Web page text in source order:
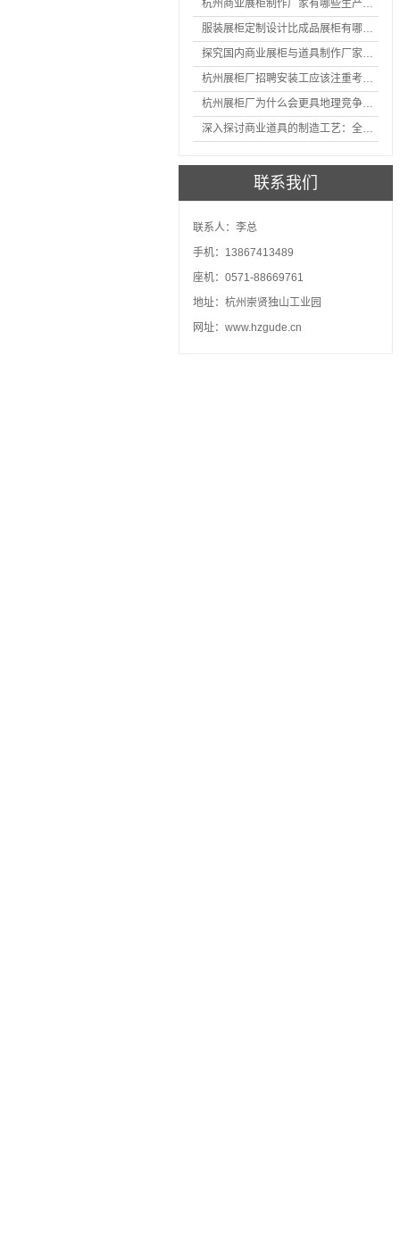
杭州商业展柜制作厂家有哪些生产的优势？
服装展柜定制设计比成品展柜有哪些优势
探究国内商业展柜与道具制作厂家的技术实力如何
杭州展柜厂招聘安装工应该注重考核哪些方面技能
杭州展柜厂为什么会更具地理竞争优势？
深入探讨商业道具的制造工艺：全面分析从设计到维护的各个环节。
联系我们
联系人：李总
手机：13867413489
座机：0571-88669761
地址：杭州崇贤独山工业园
网址：www.hzgude.cn